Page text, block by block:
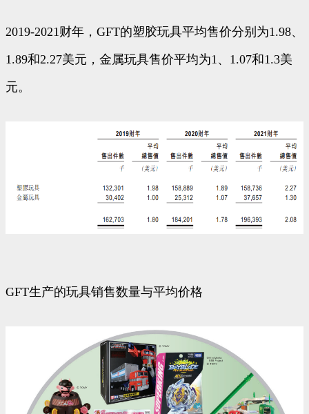
2019-2021财年，GFT的塑胶玩具平均售价分别为1.98、
1.89和2.27美元，金属玩具售价平均为1、1.07和1.3美
元。
GFT生产的玩具销售数量与平均价格